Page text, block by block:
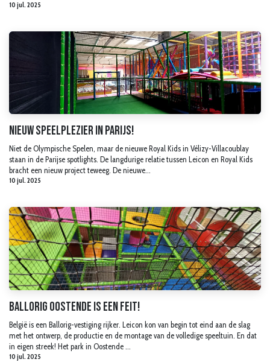
10 jul. 2025
Nieuw speelplezier in Parijs!
Niet de Olympische Spelen, maar de nieuwe Royal Kids in Vélizy-Villacoublay
staan in de Parijse spotlights. De langdurige relatie tussen Leicon en Royal Kids
bracht een nieuw project teweeg. De nieuwe...
10 jul. 2025
Ballorig Oostende is een feit!
België is een Ballorig-vestiging rijker. Leicon kon van begin tot eind aan de slag
met het ontwerp, de productie en de montage van de volledige speeltuin. En dat
in eigen streek! Het park in Oostende ...
10 jul. 2025